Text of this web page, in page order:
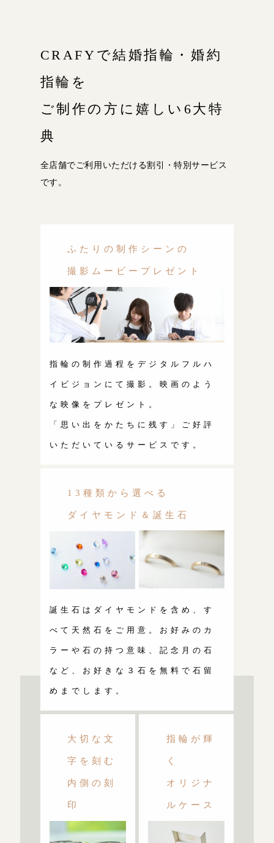
CRAFYで結婚指輪・婚約
指輪を
ご制作の方に嬉しい6大特
典
全店舗でご利用いただける割引・特別サービス
です。
ふたりの制作シーンの
撮影ムービープレゼント
指輪の制作過程をデジタルフルハ
イビジョンにて撮影。映画のよう
な映像をプレゼント。
「思い出をかたちに残す」ご好評
いただいているサービスです。
13種類から選べる
ダイヤモンド＆誕生石
誕生石はダイヤモンドを含め、す
べて天然石をご用意。お好みのカ
ラーや石の持つ意味、記念月の石
など、お好きな３石を無料で石留
めまでします。
大切な文
字を刻む
内側の刻
印
指輪が輝
く
オリジナ
ルケース